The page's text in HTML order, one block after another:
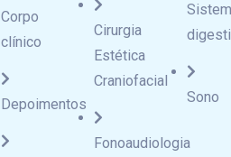
Corpo
clínico
Depoimentos
Cirurgia
Estética
Craniofacial
Fonoaudiologia
Sono